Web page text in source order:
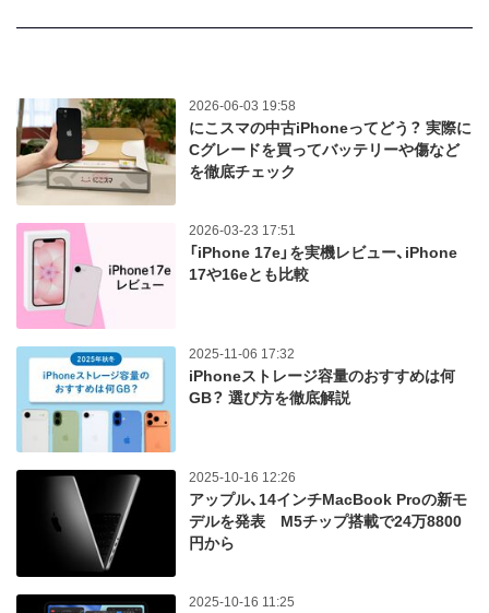
2026-06-03 19:58
にこスマの中古iPhoneってどう？ 実際に
Cグレードを買ってバッテリーや傷など
を徹底チェック
2026-03-23 17:51
「iPhone 17e」を実機レビュー、iPhone
17や16eとも比較
2025-11-06 17:32
iPhoneストレージ容量のおすすめは何
GB？ 選び方を徹底解説
2025-10-16 12:26
アップル、14インチMacBook Proの新モ
デルを発表 M5チップ搭載で24万8800
円から
2025-10-16 11:25